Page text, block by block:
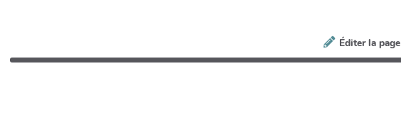
Éditer la page